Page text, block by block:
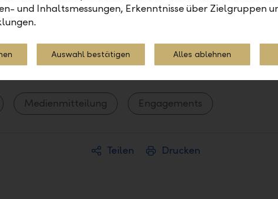
bleiben. Dank des sympathischen Auftritts hat der
nur die Herzen der Kinder erobert, sondern
Medienmitteilung Engagements
Teilen Drucken
und Inhaltsmessungen, Erkenntnisse über Zielgruppen
Auswahl bestätigen Alles ablehnen